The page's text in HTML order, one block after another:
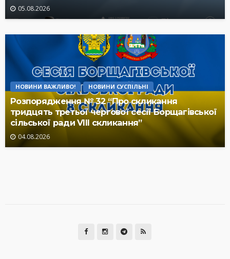
05.08.2026
НОВИНИ ВАЖЛИВО! НОВИНИ СУСПІЛЬНІ
Розпорядження № 32 “Про скликання
тридцять третьої чергової сесії Борщагівської
сільської ради VIII скликання”
04.08.2026